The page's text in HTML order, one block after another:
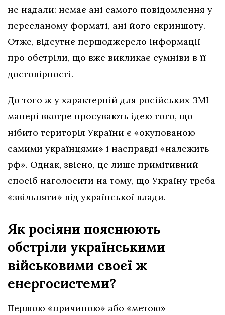
не надали: немає ані самого повідомлення у
пересланому форматі, ані його скриншоту.
Отже, відсутнє першоджерело інформації
про обстріли, що вже викликає сумніви в її
достовірності.
До того ж у характерній для російських ЗМІ
манері вкотре просувають ідею того, що
нібито територія України є «окупованою
самими українцями» і насправді «належить
рф». Однак, звісно, це лише примітивний
спосіб наголосити на тому, що Україну треба
«звільняти» від української влади.
Як росіяни пояснюють
обстріли українськими
військовими своєї ж
енергосистеми?
Першою «причиною» або «метою»